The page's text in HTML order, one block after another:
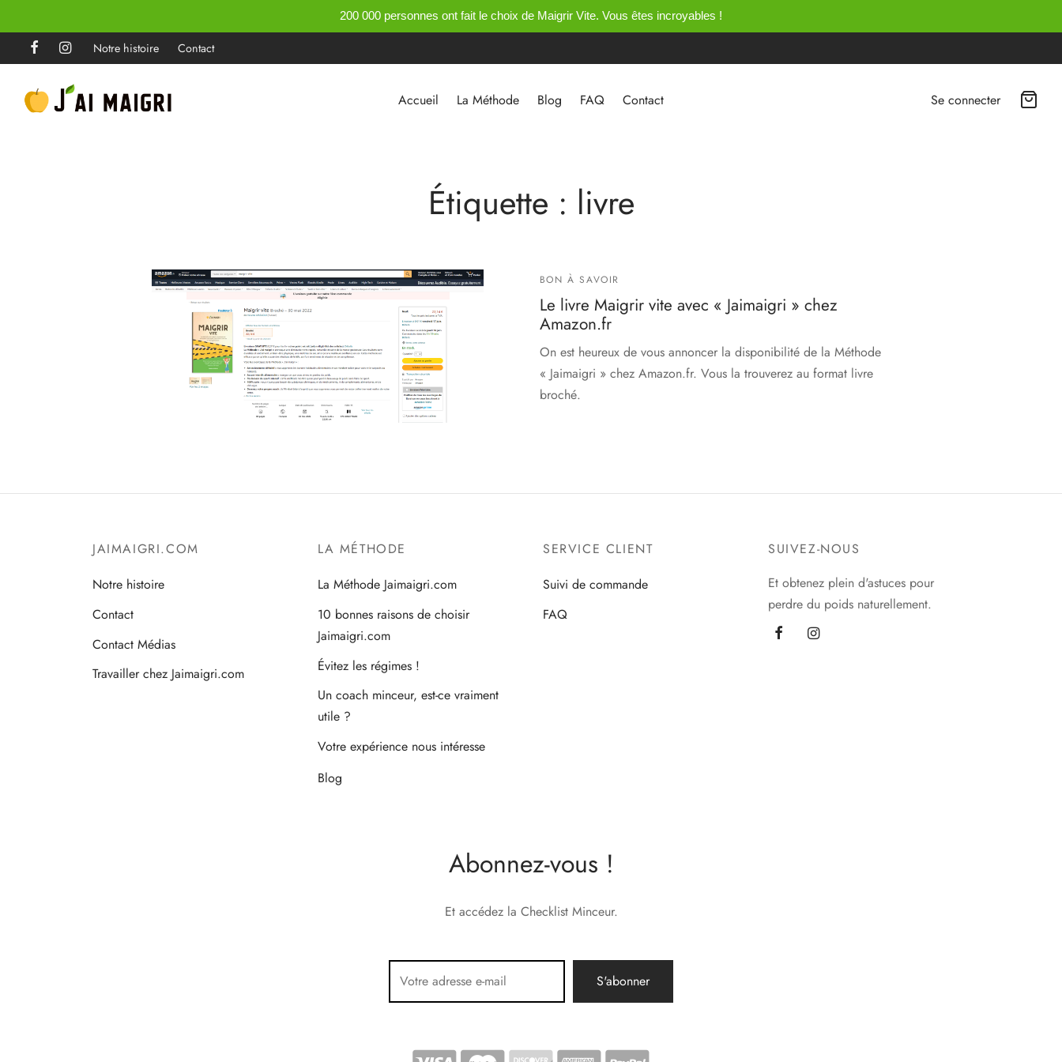
200 000 personnes ont fait le choix de Maigrir Vite. Vous êtes incroyables !
Notre histoire Contact
Accueil La Méthode Blog FAQ Contact Se connecter
Étiquette : livre
BON À SAVOIR
Le livre Maigrir vite avec « Jaimaigri » chez
Amazon.fr
On est heureux de vous annoncer la disponibilité de la Méthode
« Jaimaigri » chez Amazon.fr. Vous la trouverez au format livre
broché.
JAIMAIGRI.COM
Notre histoire
Contact
Contact Médias
Travailler chez Jaimaigri.com
LA MÉTHODE
La Méthode Jaimaigri.com
10 bonnes raisons de choisir
Jaimaigri.com
Évitez les régimes !
Un coach minceur, est-ce vraiment
utile ?
Votre expérience nous intéresse
Blog
SERVICE CLIENT
Suivi de commande
FAQ
SUIVEZ-NOUS
Et obtenez plein d'astuces pour
perdre du poids naturellement.
Abonnez-vous !
Et accédez la Checklist Minceur.